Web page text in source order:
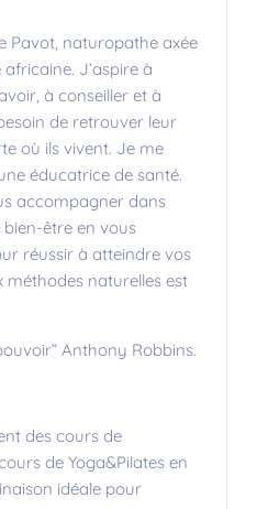
Pavot, naturopathe axée
J’aspire à
à conseiller et à
de retrouver leur
où ils vivent. Je me
éducatrice de santé.
accompagner dans
être en vous
réussir à atteindre vos
méthodes naturelles est
Anthony Robbins.
des cours de
de Yoga&Pilates en
idéale pour